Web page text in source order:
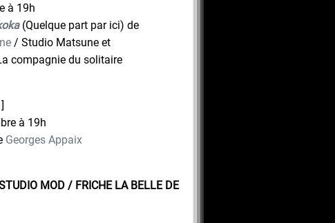
à 19h
(Quelque part par ici) de
/ Studio Matsune et
compagnie du solitaire
à 19h
Georges Appaix
MOD / FRICHE LA BELLE DE